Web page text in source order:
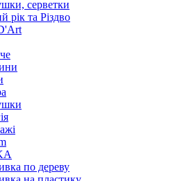
серветки
рік та Різдво
по дереву